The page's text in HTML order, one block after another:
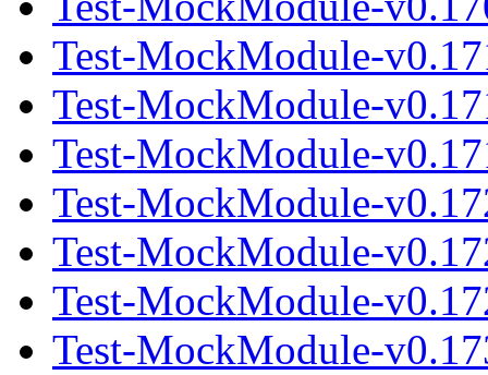
Test-MockModule-
Test-MockModule-
Test-MockModule-
Test-MockModule-
Test-MockModule-
Test-MockModule-
Test-MockModule-